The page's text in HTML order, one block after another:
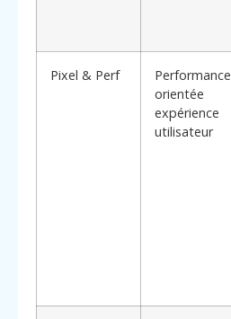
Pixel & Perf
Performance
orientée
expérience
utilisateur